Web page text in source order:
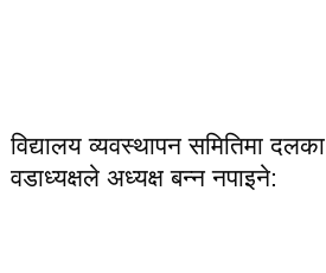
विद्यालय व्यवस्थापन समितिमा
वडाध्यक्षले अध्यक्ष बन्न नपाइने: